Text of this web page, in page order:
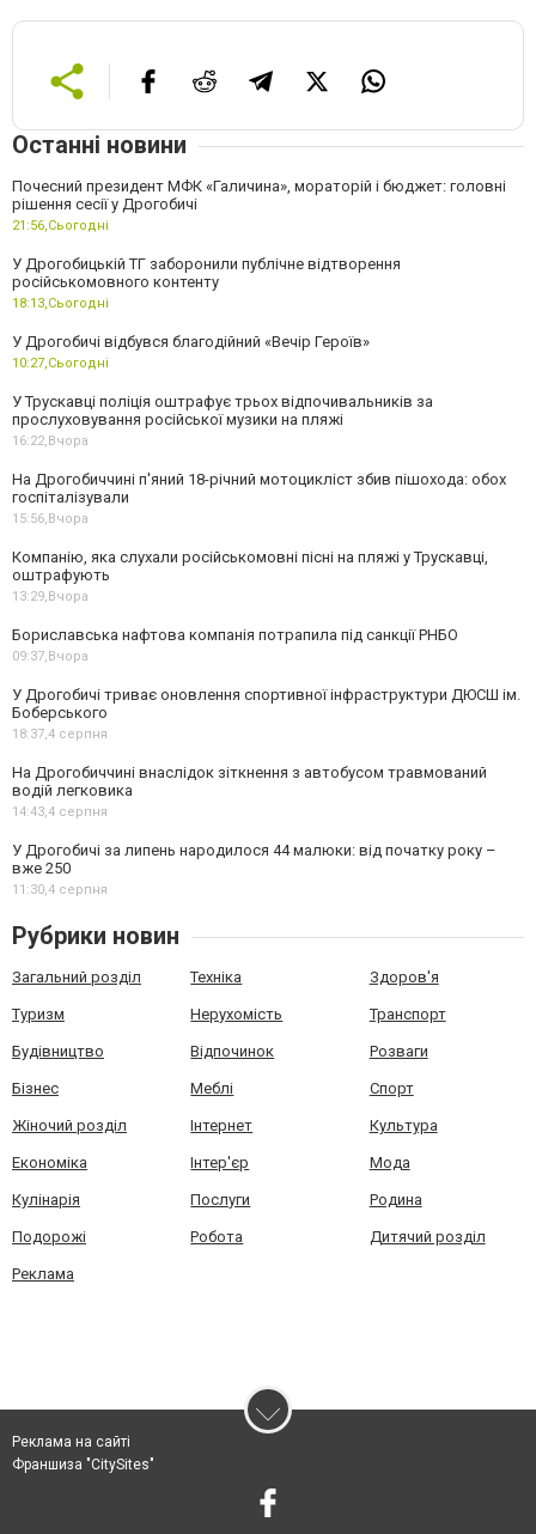
Останні новини
Почесний президент МФК «Галичина», мораторій і бюджет: головні
рішення сесії у Дрогобичі
21:56,Сьогодні
У Дрогобицькій ТГ заборонили публічне відтворення
російськомовного контенту
18:13,Сьогодні
У Дрогобичі відбувся благодійний «Вечір Героїв»
10:27,Сьогодні
У Трускавці поліція оштрафує трьох відпочивальників за
прослуховування російської музики на пляжі
16:22, Вчора
На Дрогобиччині п'яний 18-річний мотоцикліст збив пішохода: обох
госпіталізували
15:56, Вчора
Компанію, яка слухали російськомовні пісні на пляжі у Трускавці,
оштрафують
13:29, Вчора
Бориславська нафтова компанія потрапила під санкції РНБО
09:37, Вчора
У Дрогобичі триває оновлення спортивної інфраструктури ДЮСШ ім.
Боберського
18:37,4 серпня
На Дрогобиччині внаслідок зіткнення з автобусом травмований
водій легковика
14:43,4 серпня
У Дрогобичі за липень народилося 44 малюки: від початку року –
вже 250
11:30,4 серпня
Рубрики новин
Загальний розділ Техніка Здоров'я
Туризм Нерухомість Транспорт
Будівництво Відпочинок Розваги
Бізнес Меблі Спорт
Жіночий розділ Інтернет Культура
Економіка Інтер'єр Мода
Кулінарія Послуги Родина
Подорожі Робота Дитячий розділ
Реклама
Реклама на сайті
Франшиза "CitySites"